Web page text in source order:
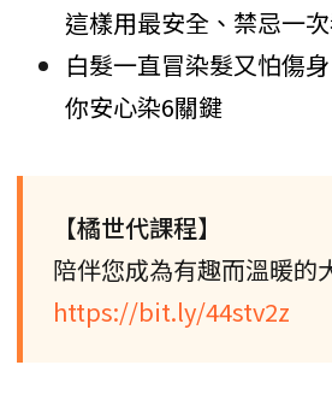
這樣用最安全、禁忌一
白髮一直冒染髮又怕傷
你安心染6關鍵
【橘世代課程】
陪伴您成為有趣而溫暖的
https://bit.ly/44stv2z